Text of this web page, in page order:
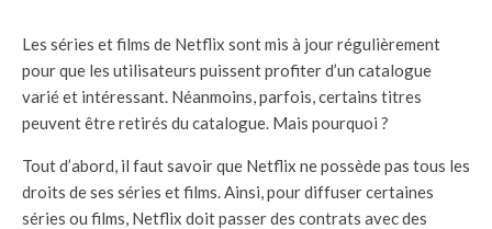
Les séries et films de Netflix sont mis à jour régulièrement
pour que les utilisateurs puissent profiter d’un catalogue
varié et intéressant. Néanmoins, parfois, certains titres
peuvent être retirés du catalogue. Mais pourquoi ?
Tout d’abord, il faut savoir que Netflix ne possède pas tous les
droits de ses séries et films. Ainsi, pour diffuser certaines
séries ou films, Netflix doit passer des contrats avec des